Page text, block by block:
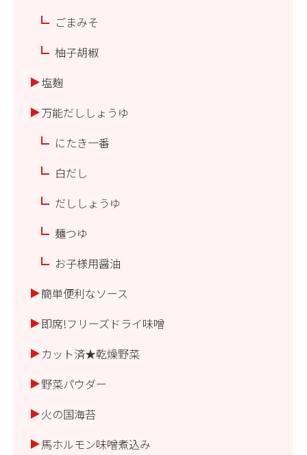
ごまみそ
柚子胡椒
塩麹
万能だししょうゆ
にたき一番
白だし
だししょうゆ
麺つゆ
お子様用醤油
簡単便利なソース
即席!フリーズドライ味噌
カット済★乾燥野菜
野菜パウダー
火の国海苔
馬ホルモン味噌煮込み